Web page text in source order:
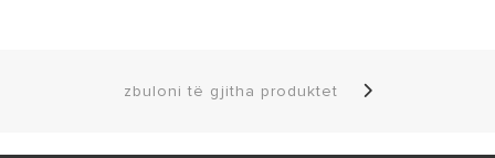
zbuloni të gjitha produktet